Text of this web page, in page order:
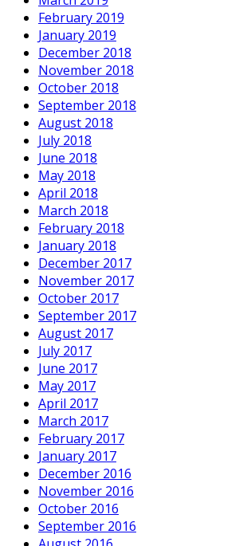
February 2019
January 2019
December 2018
November 2018
October 2018
September 2018
August 2018
July 2018
June 2018
May 2018
April 2018
March 2018
February 2018
January 2018
December 2017
November 2017
October 2017
September 2017
August 2017
July 2017
June 2017
May 2017
April 2017
March 2017
February 2017
January 2017
December 2016
November 2016
October 2016
September 2016